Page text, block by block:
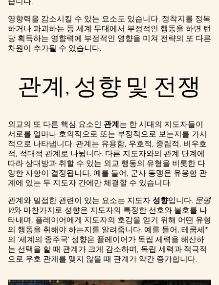
영향력을 감소시킬 수 있는 요소도 있습니다. 정착지를 정복
하거나 파괴하는 등 세계 무대에서 부정적인 행동을 하면 턴
당 획득하는 영향력에 부정적인 영향을 미쳐 전략의 또 다른
차원이 추가될 수 있습니다.
관계, 성향 및 전쟁
외교의 또 다른 핵심 요소인 관계는 한 시대의 지도자들이
서로를 얼마나 호의적으로 또는 부정적으로 보는지를 가시
적으로 나타냅니다. 관계는 유용함, 우호적, 중립적, 비우호
적, 적대적 관계로 나뉩니다. 다른 지도자와의 관계 단계에
따라 상대방과 취할 수 있는 외교 행동의 유형을 비롯한 다
양한 사항이 결정됩니다. 예를 들어, 군사 동맹은 유용함 관
계에 있는 두 지도자 간에만 체결할 수 있습니다.
관계와 밀접한 관련이 있는 요소는 지도자성향입니다. 문명
VI와 마찬가지로 성향은 지도자의 특정한 선호와 불호를 나
타내며, 플레이어에게 지도자의 호감을 얻기 위해 어떤 유형
의 행동을 취해야 하는지를 알려줍니다. 예를 들어, 테쿰세*
의 '세계의 종주국' 성향은 플레이어가 독립 세력을 해산하
는 선택을 할 때 관계가 크게 감소하며, 독립 세력과 적극적
으로 우호 관계를 맺지 않을 때 관계가 약간 증가합니다.